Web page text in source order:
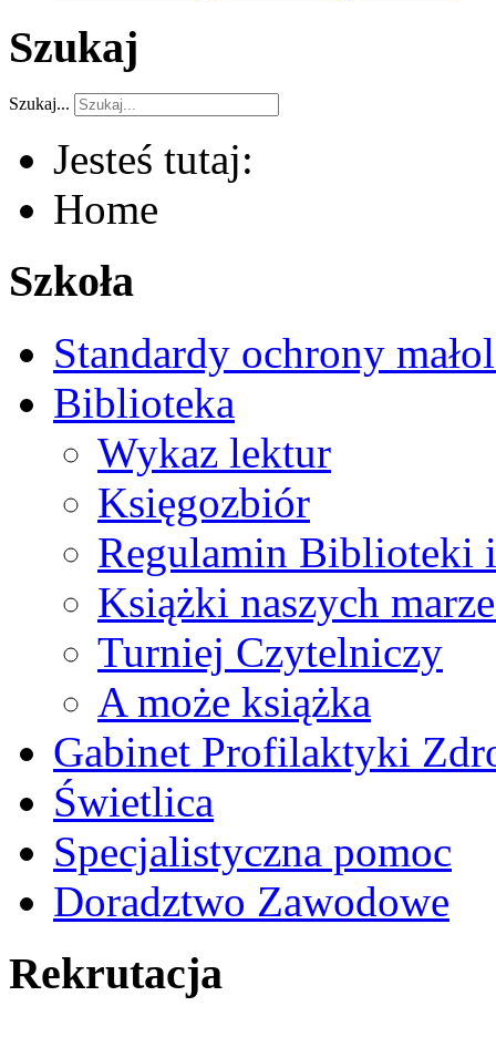
Szukaj
Szukaj...
Jesteś tutaj:
Home
Szkoła
Standardy ochrony
Biblioteka
Wykaz lektur
Księgozbiór
Regulamin Biblioteki
Książki naszych
Turniej Czytelniczy
A może książka
Gabinet Profilaktyki
Świetlica
Specjalistyczna pomoc
Doradztwo Zawodowe
Rekrutacja